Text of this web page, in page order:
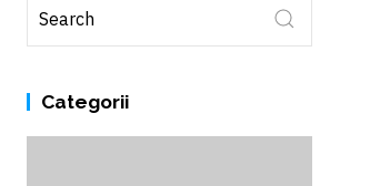
Categorii